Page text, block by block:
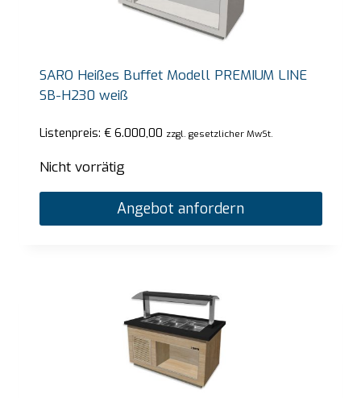
SARO Heißes Buffet Modell PREMIUM LINE
SB-H230 weiß
Listenpreis: €6.000,00 zzgl. gesetzlicher MwSt.
Nicht vorrätig
Angebot anfordern